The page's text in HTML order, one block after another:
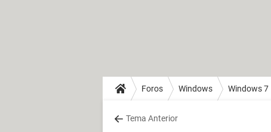
Foros Windows Windows 7
Tema Anterior